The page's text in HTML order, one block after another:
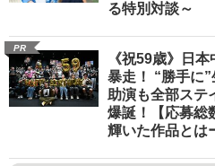
る特別対談～
PR
《祝59歳》日
暴走！ “勝手に
助演も全部ステ
爆誕！【応募総
輝いた作品とは